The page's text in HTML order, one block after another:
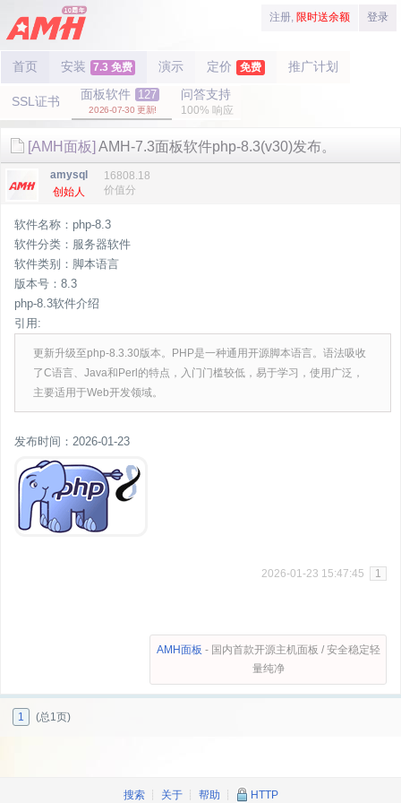
注册, 限时送余额 登录
首页 安装 7.3 免费 演示 定价 免费 推广计划
SSL证书 面板软件 127
2026-07-30 更新!
问答支持
100% 响应
[AMH面板] AMH-7.3面板软件php-8.3(v30)发布。
amysql
创始人
16808.18
价值分
软件名称：php-8.3
软件分类：服务器软件
软件类别：脚本语言
版本号：8.3
php-8.3软件介绍
引用:
更新升级至php-8.3.30版本。PHP是一种通用开源脚本语言。语法吸收
了C语言、Java和Perl的特点，入门门槛较低，易于学习，使用广泛，
主要适用于Web开发领域。
发布时间：2026-01-23
2026-01-23 15:47:45 1
AMH面板 - 国内首款开源主机面板 / 安全稳定轻
量纯净
1 (总1页)
搜索┊ 关于┊ 帮助 HTTP